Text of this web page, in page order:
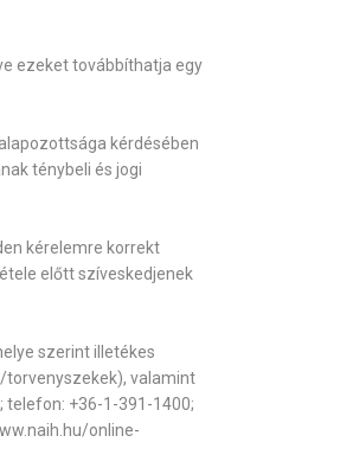
ezeket továbbíthatja egy
kérdésében
ténybeli és jogi
kérelemre korrekt
előtt szíveskedjenek
szerint illetékes
torvenyszekek), valamint
telefon: +36-1-391-1400;
online-